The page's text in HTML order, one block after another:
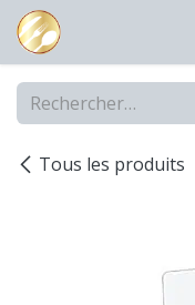
Se rendre au contenu
Tous les produits